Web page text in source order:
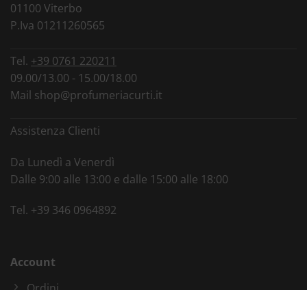
01100 Viterbo
P.Iva 01211260565
Tel. +39 0761 220211
09.00/13.00 - 15.00/18.00
Mail shop@profumeriacurti.it
Assistenza Clienti
Da Lunedì a Venerdì
Dalle 9:00 alle 13:00 e dalle 15:00 alle 18:00
Tel. +39 346 0964892
Account